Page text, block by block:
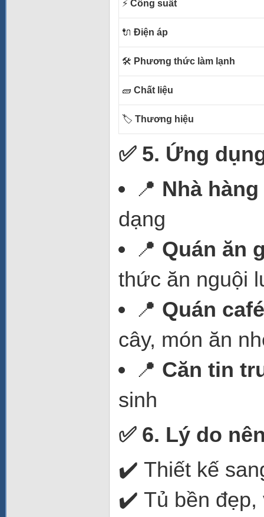
⚡️ Công suất
🔌 Điện áp
🛠 Phương thức làm lạnh
🧱 Chất liệu
🏷 Thương hiệu
✅ 5. Ứng
📍 Nhà
dạng
📍 Quán ăn
thức ăn nguội
📍 Quán
cây, món ăn
📍 Căn tin
sinh
✅ 6. Lý do
✔️ Thiết kế
✔️ Tủ bền đẹp,